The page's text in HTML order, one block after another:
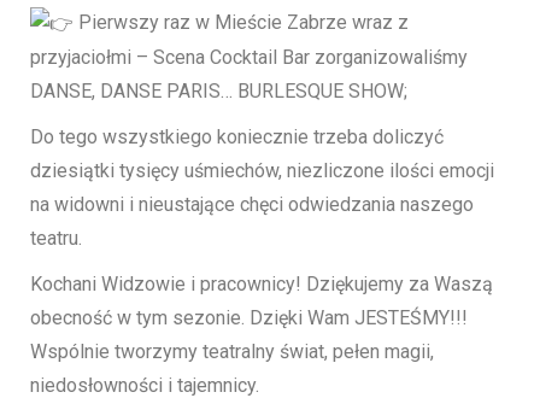
Pierwszy raz w Mieście Zabrze wraz z
przyjaciołmi – Scena Cocktail Bar zorganizowaliśmy
DANSE, DANSE PARIS… BURLESQUE SHOW;
Do tego wszystkiego koniecznie trzeba doliczyć
dziesiątki tysięcy uśmiechów, niezliczone ilości emocji
na widowni i nieustające chęci odwiedzania naszego
teatru.
Kochani Widzowie i pracownicy! Dziękujemy za Waszą
obecność w tym sezonie. Dzięki Wam JESTEŚMY!!!
Wspólnie tworzymy teatralny świat, pełen magii,
niedosłowności i tajemnicy.